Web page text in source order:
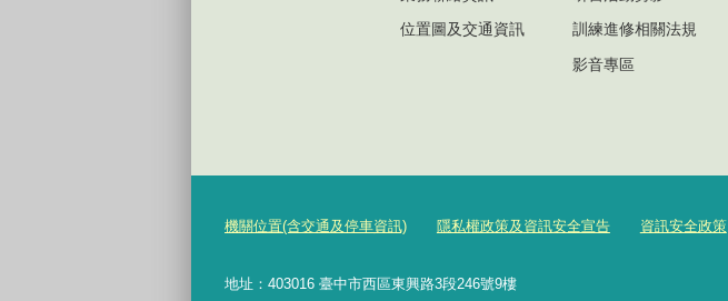
位置圖及交通資訊
訓練進修相關法規
影音專區
機關位置(含交通及停車資訊) 隱私權政策及資訊安全宣告 資訊安全政策
地址：403016 臺中市西區東興路3段246號9樓